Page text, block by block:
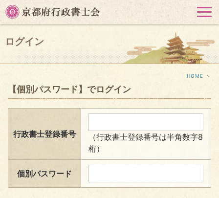
HOME ＞
【個別パスワード】でログイン
行政書士登録番号
（行政書士登録番号は半角数字8
桁）
個別パスワード